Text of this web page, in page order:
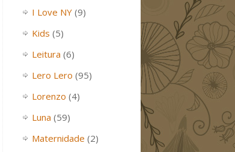
I Love NY (9)
Kids (5)
Leitura (6)
Lero Lero (95)
Lorenzo (4)
Luna (59)
Maternidade (2)